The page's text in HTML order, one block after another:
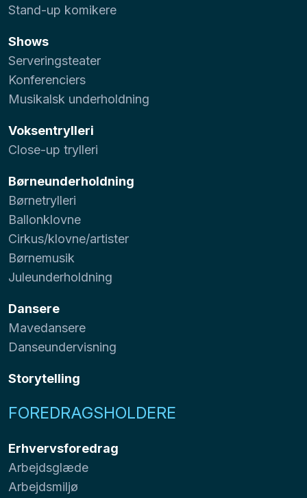
Stand-up komikere
Shows
Serveringsteater
Konferenciers
Musikalsk underholdning
Voksentrylleri
Close-up trylleri
Børneunderholdning
Børnetrylleri
Ballonklovne
Cirkus/klovne/artister
Børnemusik
Juleunderholdning
Dansere
Mavedansere
Danseundervisning
Storytelling
FOREDRAGSHOLDERE
Erhvervsforedrag
Arbejdsglæde
Arbejdsmiljø